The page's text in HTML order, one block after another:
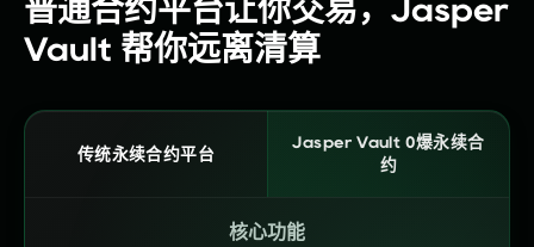
普通合约平台让你交易，Jasper
Vault 帮你远离清算
传统永续合约平台
Jasper Vault 0爆永续合
约
核心功能